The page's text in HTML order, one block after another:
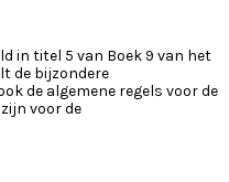
in titel 5 van Boek 9 van het
de bijzondere
de algemene regels voor de
voor de